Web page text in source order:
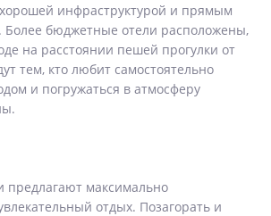
инфраструктурой и прямым
Более бюджетные отели расположены,
на расстоянии пешей прогулки от
тем, кто любит самостоятельно
и погружаться в атмосферу
предлагают максимально
отдых. Позагорать и